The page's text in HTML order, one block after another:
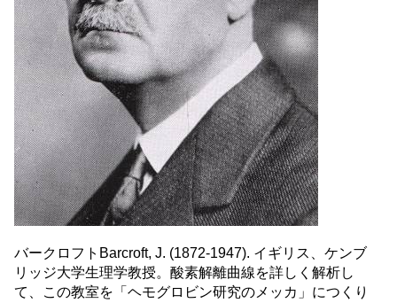
バークロフトBarcroft, J. (1872-1947). イギリス、ケンブ
リッジ大学生理学教授。酸素解離曲線を詳しく解析し
て、この教室を「ヘモグロビン研究のメッカ」につくり